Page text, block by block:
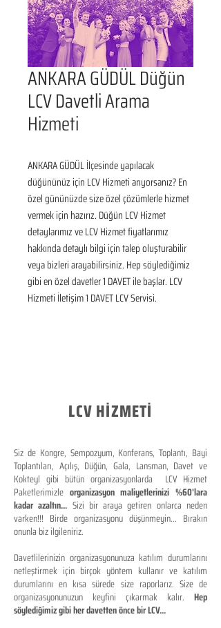
ANKARA GÜDÜL Düğün
LCV Davetli Arama
Hizmeti
ANKARA GÜDÜL İlçesinde yapılacak
düğününüz için LCV Hizmeti arıyorsanız? En
özel gününüzde size özel çözümlerle hizmet
vermek için hazırız. Düğün LCV Hizmet
detaylarımız ve LCV Hizmet fiyatlarımız
hakkında detaylı bilgi için talep oluşturabilir
veya bizleri arayabilirsiniz. Hep söylediğimiz
gibi en özel davetler 1 DAVET ile başlar. LCV
Hizmeti İletişim 1 DAVET LCV Servisi.
LCV HİZMETİ
Siz de Kongre, Sempozyum, Konferans, Toplantı, Bayi
Toplantıları, Açılış, Düğün, Gala, Lansman, Davet ve
Kokteyl gibi bütün organizasyonlarda LCV Hizmet
Paketlerimizle organizasyon maliyetlerinizi %60'lara
kadar azaltın... Sizi bir araya getiren onlarca neden
varken!!! Birde organizasyonu düşünmeyin... Bırakın
onunla biz ilgileniriz.
Davetlilerinizin organizasyonunuza katılım durumlarını
netleştirmek için birçok yöntem kullanır ve katılım
durumlarını en kısa sürede size raporlarız. Size de
organizasyonunuzun keyfini çıkarmak kalır. Hep
söylediğimiz gibi her davetten önce bir LCV...